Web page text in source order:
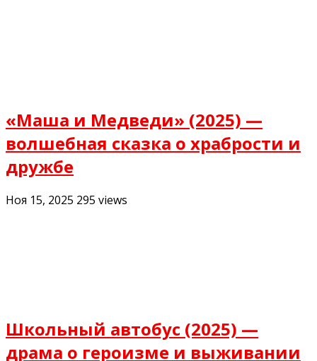
«Маша и Медведи» (2025) —
волшебная сказка о храбрости и
дружбе
Ноя 15, 2025 295 views
Школьный автобус (2025) —
драма о героизме и выживании